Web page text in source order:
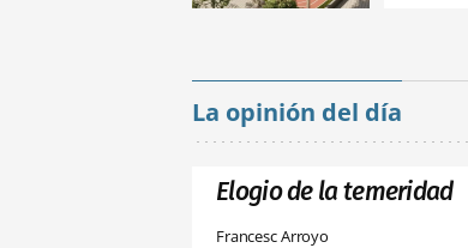
La opinión del día
Elogio de la temeridad
Francesc Arroyo